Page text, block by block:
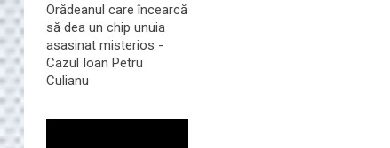
Orădeanul care încearcă
să dea un chip unuia
asasinat misterios -
Cazul Ioan Petru
Culianu